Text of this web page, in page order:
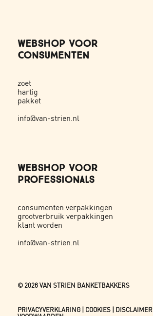
WEBSHOP VOOR
CONSUMENTEN
zoet
hartig
pakket
info@van-strien.nl
WEBSHOP VOOR
PROFESSIONALS
consumenten verpakkingen
grootverbruik verpakkingen
klant worden
info@van-strien.nl
© 2026 VAN STRIEN BANKETBAKKERS
PRIVACYVERKLARING | COOKIES | DISCLAIMER